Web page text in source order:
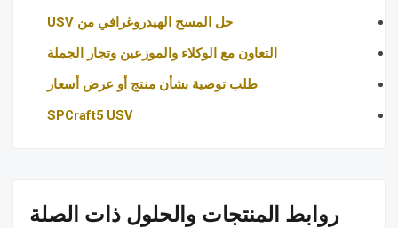
حل المسح الهيدروغرافي من USV
التعاون مع الوكلاء والموزعين وتجار الجملة
طلب توصية بشأن منتج أو عرض أسعار
SPCraft5 USV
روابط المنتجات والحلول ذات الصلة